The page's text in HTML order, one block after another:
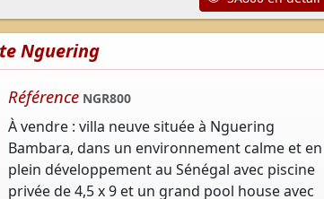
Nguering
Référence NGR800
À vendre : villa neuve située à Nguering
Bambara, dans un environnement calme et en
plein développement au Sénégal avec piscine
privée de 4,5 x 9 et un grand pool house avec